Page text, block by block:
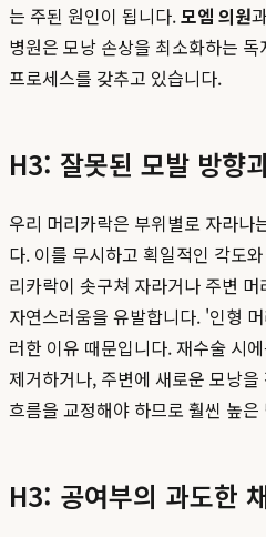
는 주된 원인이 됩니다.모엠 의원
병원은 모낭 손상을 최소화하는
프로세스를 갖추고 있습니다.
H3: 잘못된 모발 방향
우리 머리카락은 부위별로 자라나
다. 이를 무시하고 획일적인 각도
리카락이 솟구쳐 자라거나 주변
자연스러움을 유발합니다. '인형
러한 이유 때문입니다. 재수술 시
제거하거나, 주변에 새로운 모낭
흐름을 교정해야 하므로 훨씬 높
H3: 공여부의 과도한